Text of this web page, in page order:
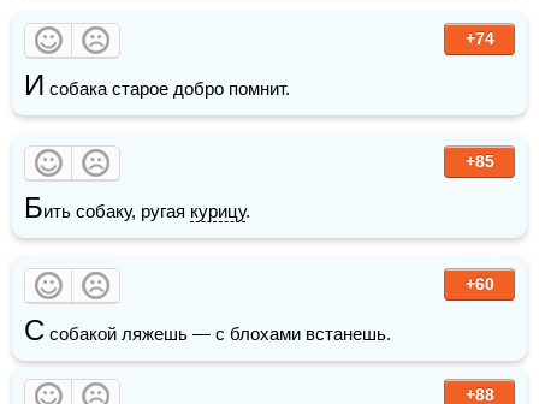
+74
И собака старое добро помнит.
+85
Бить собаку, ругая курицу.
+60
С собакой ляжешь — с блохами встанешь.
+88